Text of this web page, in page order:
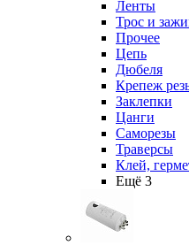
Ленты
Трос и
Прочее
Цепь
Дюбеля
Крепеж
Заклепки
Цанги
Саморезы
Траверсы
Клей,
Ещё 3